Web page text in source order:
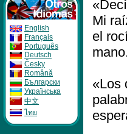
English
Français
Português
Deutsch
Česky
Română
Бългapcки
Укpaïнcькa
中文
ไทย
Mi
el
«Los